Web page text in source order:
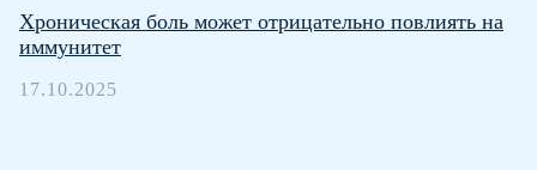
Хроническая боль может отрицательно повлиять на
иммунитет
17.10.2025